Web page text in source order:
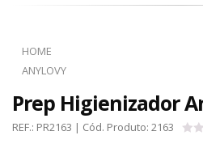
HOME
ANYLOVY
Prep Higienizador
REF.: PR2163 | Cód. Produto: 2163